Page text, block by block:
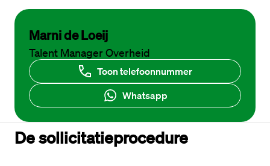
Marni de Loeij
Talent Manager Overheid
Toon telefoonnummer
Whatsapp
De sollicitatieprocedure